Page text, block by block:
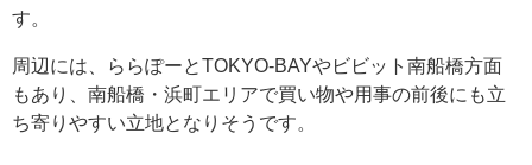
す。
周辺には、ららぽーとTOKYO-BAYやビビット南船橋方面
もあり、南船橋・浜町エリアで買い物や用事の前後にも立
ち寄りやすい立地となりそうです。